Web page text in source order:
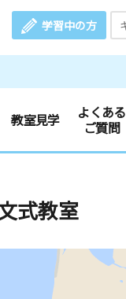
学習中の方
教室見学
よくある
ご質問
式教室